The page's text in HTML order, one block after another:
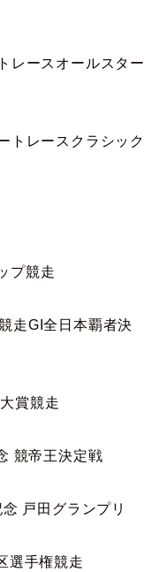
レースオールスター
トレースクラシック
プ競走
走GI全日本覇者決
賞競走
競帝王決定戦
戸田グランプリ
選手権競走